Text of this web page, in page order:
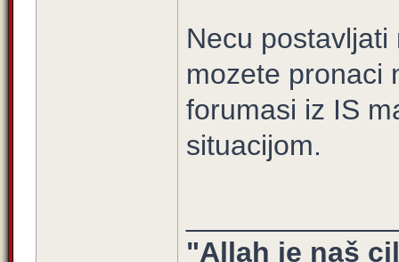
Necu
mozete pronaci
forumasi iz IS
situacijom.
"Allah je naš